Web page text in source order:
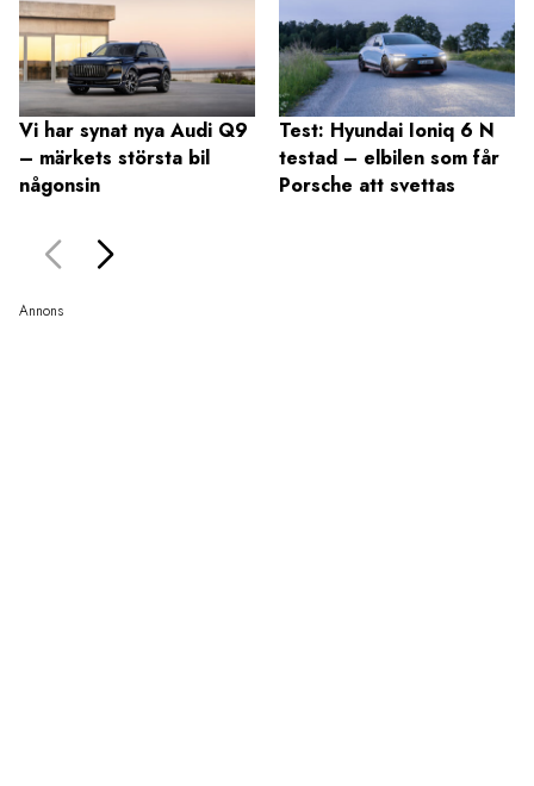
Vi har synat nya Audi Q9
– märkets största bil
någonsin
Test: Hyundai Ioniq 6 N
testad – elbilen som får
Porsche att svettas
Annons